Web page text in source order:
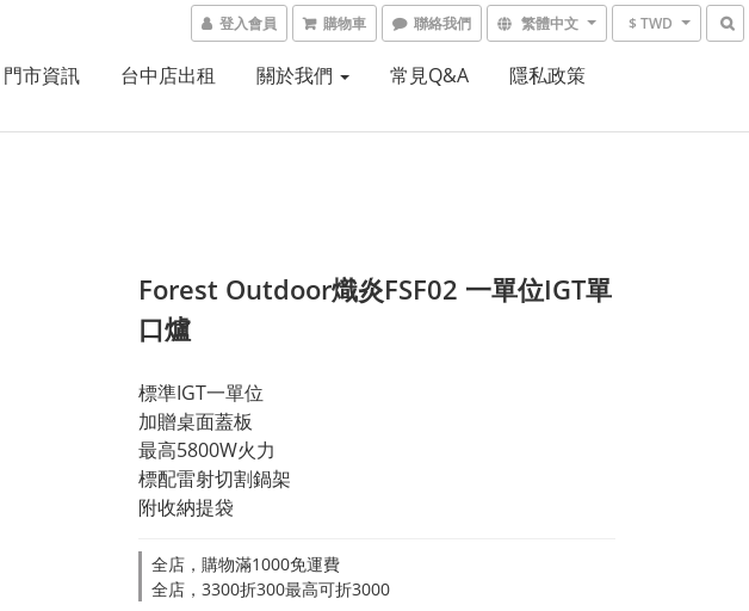
登入會員 購物車 聯絡我們 繁體中文 $ TWD
門市資訊 台中店出租 關於我們 常見Q&A 隱私政策
Forest Outdoor熾炎FSF02 一單位IGT單
口爐
標準IGT一單位
加贈桌面蓋板
最高5800W火力
標配雷射切割鍋架
附收納提袋
全店，購物滿1000免運費
全店，3300折300最高可折3000